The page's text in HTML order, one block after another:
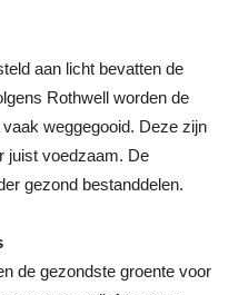
aan licht bevatten de
Rothwell worden de
weggegooid. Deze zijn
juist voedzaam. De
gezond bestanddelen.
de gezondste groente voor